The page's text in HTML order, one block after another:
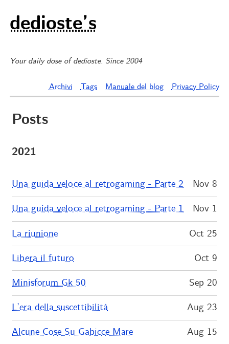
dedioste’s
Your daily dose of dedioste. Since 2004
Archivi Tags Manuale del blog Privacy Policy
Posts
2021
Una guida veloce al retrogaming - Parte 2 Nov 8
Una guida veloce al retrogaming - Parte 1 Nov 1
La riunione Oct 25
Libera il futuro Oct 9
Minisforum Gk 50 Sep 20
L’era della suscettibilità Aug 23
Alcune Cose Su Gabicce Mare Aug 15